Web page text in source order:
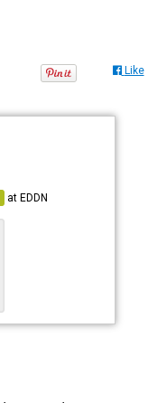
Like
atEDDN